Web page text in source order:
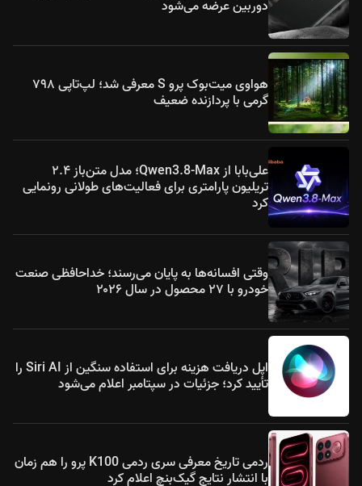
دوربین عرضه می‌شود
هواوی میت‌بوک پرو S معرفی شد؛ لپ‌تاپی ۷۹۸
گرمی با پردازنده ضعیف
علی‌بابا از Qwen3.8-Max؛ مدل متن‌باز ۲.۴
تریلیون پارامتری برای فعالیت‌های طولانی رونمایی
کرد
وقتی افسانه‌ها به پایان می‌رسند؛ خداحافظی صنعت
خودرو با ۲۷ محصول در سال ۲۰۲۶
اپل دریافت هزینه برای استفاده سنگین از Siri AI را
تأیید کرد؛ جزئیات در سپتامبر اعلام می‌شود
ردمی تاریخ معرفی سری ردمی K100 پرو را هم زمان
با انتشار نتایج گیک‌بنچ اعلام کرد